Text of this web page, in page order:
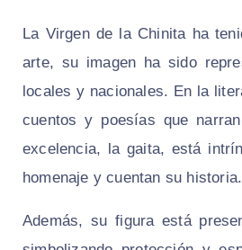
La Virgen de la Chinita ha
arte, su imagen ha sido
locales y nacionales. En la
cuentos y poesías que
excelencia, la gaita, está
homenaje y cuentan su historia.
Además, su figura está